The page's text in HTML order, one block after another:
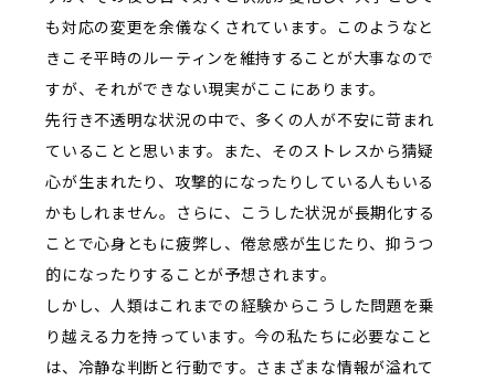
も対応の変更を余儀なくされています。このようなと
きこそ平時のルーティンを維持することが大事なので
すが、それができない現実がここにあります。
先行き不透明な状況の中で、多くの人が不安に苛まれ
ていることと思います。また、そのストレスから猜疑
心が生まれたり、攻撃的になったりしている人もいる
かもしれません。さらに、こうした状況が長期化する
ことで心身ともに疲弊し、倦怠感が生じたり、抑うつ
的になったりすることが予想されます。
しかし、人類はこれまでの経験からこうした問題を乗
り越える力を持っています。今の私たちに必要なこと
は、冷静な判断と行動です。さまざまな情報が溢れて